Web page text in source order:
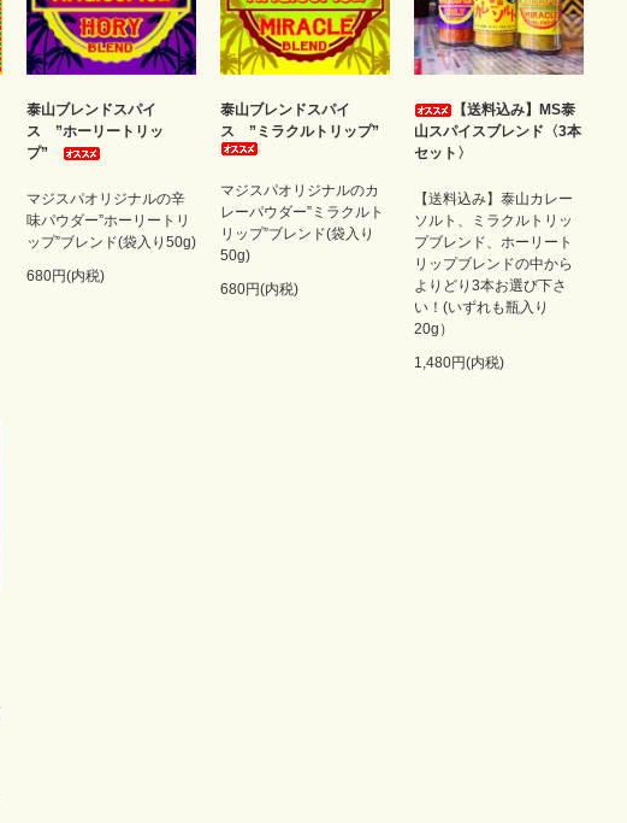
泰山ブレンドスパイ
ス ”ホーリートリッ
プ”
マジスパオリジナルの辛
味パウダー”ホーリートリ
ップ”ブレンド(袋入り50g)
680円(内税)
泰山ブレンドスパイ
ス ”ミラクルトリップ”
マジスパオリジナルのカ
レーパウダー”ミラクルト
リップ”ブレンド(袋入り
50g)
680円(内税)
【送料込み】MS泰
山スパイスブレンド〈3本
セット〉
【送料込み】泰山カレー
ソルト、ミラクルトリッ
プブレンド、ホーリート
リップブレンドの中から
よりどり3本お選び下さ
い！(いずれも瓶入り
20g）
1,480円(内税)